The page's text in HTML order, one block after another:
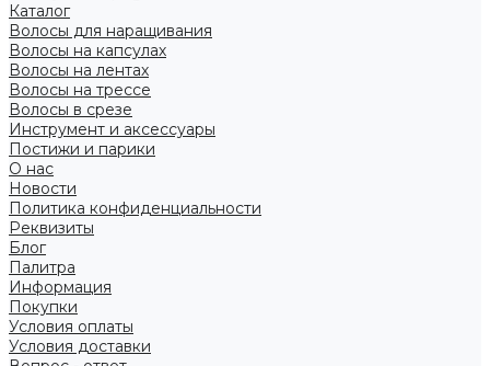
Каталог
Волосы для наращивания
Волосы на капсулах
Волосы на лентах
Волосы на трессе
Волосы в срезе
Инструмент и аксессуары
Постижи и парики
О нас
Новости
Политика конфиденциальности
Реквизиты
Блог
Палитра
Информация
Покупки
Условия оплаты
Условия доставки